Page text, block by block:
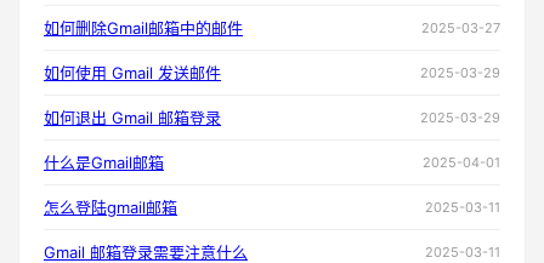
如何删除Gmail邮箱中的邮件 2025-03-27
如何使用 Gmail 发送邮件 2025-03-29
如何退出 Gmail 邮箱登录 2025-03-29
什么是Gmail邮箱 2025-04-01
怎么登陆gmail邮箱 2025-03-11
Gmail 邮箱登录需要注意什么 2025-03-11